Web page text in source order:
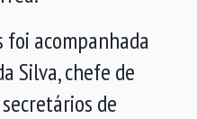
foi acompanhada
Silva, chefe de
secretários de